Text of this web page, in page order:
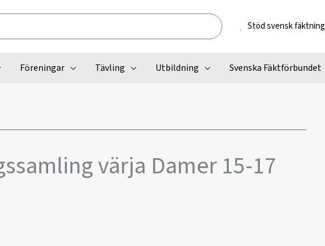
Stöd svensk fäktning
Föreningar Tävling Utbildning Svenska Fäktförbundet
värja Damer 15-17